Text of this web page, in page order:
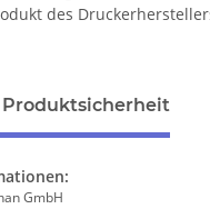
des
GmbH